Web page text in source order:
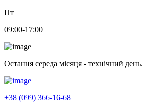
Пт
09:00-17:00
Остання середа місяця - технічний день.
+38 (099) 366-16-68